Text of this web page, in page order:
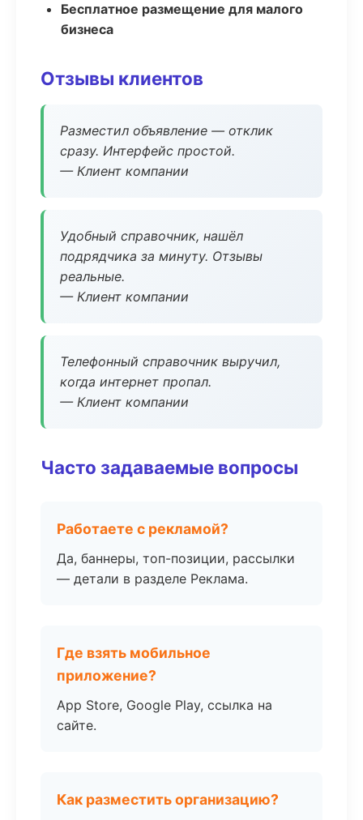
Бесплатное размещение для малого
бизнеса
Отзывы клиентов
Разместил объявление — отклик
сразу. Интерфейс простой.
— Клиент компании
Удобный справочник, нашёл
подрядчика за минуту. Отзывы
реальные.
— Клиент компании
Телефонный справочник выручил,
когда интернет пропал.
— Клиент компании
Часто задаваемые вопросы
Работаете с рекламой?
Да, баннеры, топ-позиции, рассылки
— детали в разделе Реклама.
Где взять мобильное
приложение?
App Store, Google Play, ссылка на
сайте.
Как разместить организацию?